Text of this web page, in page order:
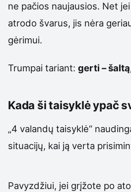
ne pačios naujausios. Net
atrodo švarus, jis nėra
gėrimui.
Trumpai tariant: gerti –
Kada ši taisyklė ypač
„4 valandų taisyklė“
situacijų, kai ją verta
Pavyzdžiui, jei grįžote po